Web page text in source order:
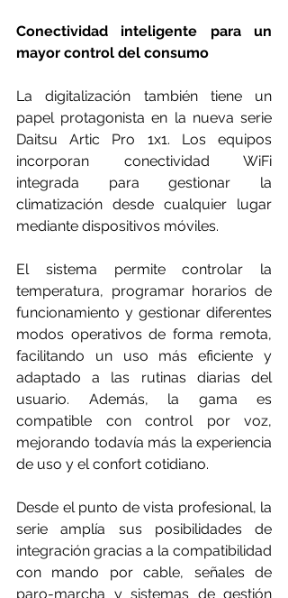
Conectividad inteligente para un
mayor control del consumo
La digitalización también tiene un
papel protagonista en la nueva serie
Daitsu Artic Pro 1x1. Los equipos
incorporan conectividad WiFi
integrada para gestionar la
climatización desde cualquier lugar
mediante dispositivos móviles.
El sistema permite controlar la
temperatura, programar horarios de
funcionamiento y gestionar diferentes
modos operativos de forma remota,
facilitando un uso más eficiente y
adaptado a las rutinas diarias del
usuario. Además, la gama es
compatible con control por voz,
mejorando todavía más la experiencia
de uso y el confort cotidiano.
Desde el punto de vista profesional, la
serie amplía sus posibilidades de
integración gracias a la compatibilidad
con mando por cable, señales de
paro-marcha y sistemas de gestión